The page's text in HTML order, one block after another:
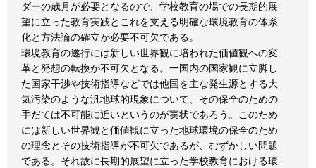
ダーの歳月が必要となるので、学校教育の場での長期的展
望に立った教育実践とこれを支える明確な環境教育の体系
化と方法論の確立が必要不可欠である。
環境教育の遂行には新しい世界観に培われた価値観への変
革と発想の転換が不可欠となる。一国内の国家観に立脚し
た国家干渉や技術指導などでは他国を主な発生源とする大
気汚染のような汎地球的現象について、その保全のための
手だては不可能に近いというのが実状であろう。このため
には新しい世界観と価値観に立った地球環境の保全のため
の理念とその技術指導が不可欠であるが、むずかしい問題
である。それ故に長期的展望に立った学校教育における環